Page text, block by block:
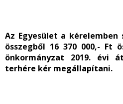
Az Egyesület a kérelemben
összegből 16 370 000,- Ft
önkormányzat 2019. évi
terhére kér megállapítani.